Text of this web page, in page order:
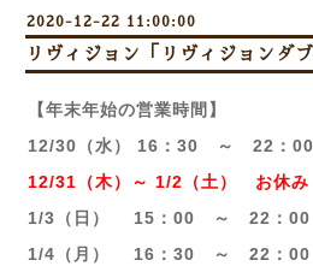
2020-12-22 11:00:00
リヴィジョン「リヴィジョンダ
【年末年始の営業時間】
12/30（水） 16：30 ～ 22：
12/31（木）～ 1/2（土） お休み
1/3（日） 15：00 ～ 22：
1/4（月） 16：30 ～ 22：00